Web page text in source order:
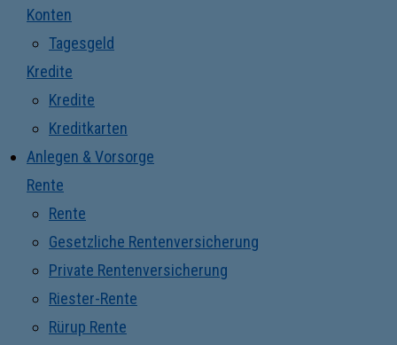
Konten
Tagesgeld
Kredite
Kredite
Kreditkarten
Anlegen & Vorsorge
Rente
Rente
Gesetzliche Rentenversicherung
Private Rentenversicherung
Riester-Rente
Rürup Rente